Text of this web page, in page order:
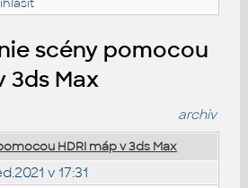
scény pomocou
3ds Max
archiv
HDRI máp v 3ds Max
v 17:31